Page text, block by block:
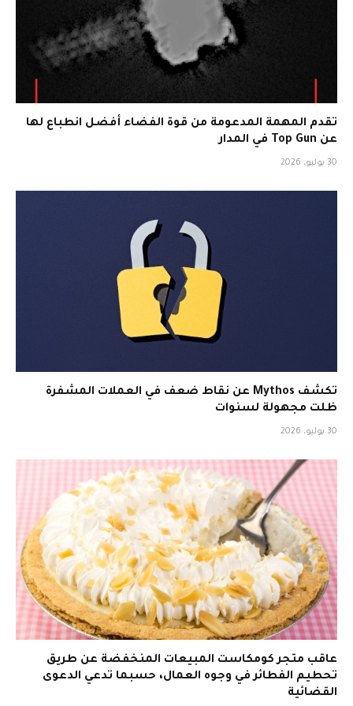
تقدم المهمة المدعومة من قوة الفضاء أفضل انطباع لها
عن Top Gun في المدار
30 يوليو، 2026
تكشف Mythos عن نقاط ضعف في العملات المشفرة
ظلت مجهولة لسنوات
30 يوليو، 2026
عاقب متجر كومكاست المبيعات المنخفضة عن طريق
تحطيم الفطائر في وجوه العمال، حسبما تدعي الدعوى
القضائية